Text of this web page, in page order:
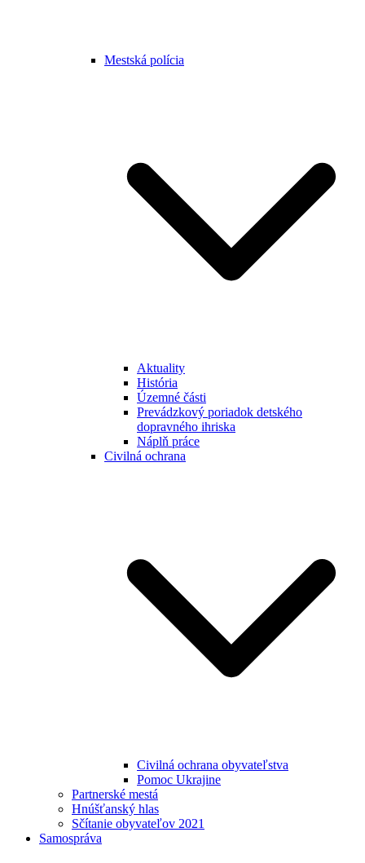
Mestská polícia
Aktuality
História
Územné části
Prevádzkový poriadok detského
dopravného ihriska
Náplň práce
Civilná ochrana
Civilná ochrana obyvateľstva
Pomoc Ukrajine
Partnerské mestá
Hnúšťanský hlas
Sčítanie obyvateľov 2021
Samospráva